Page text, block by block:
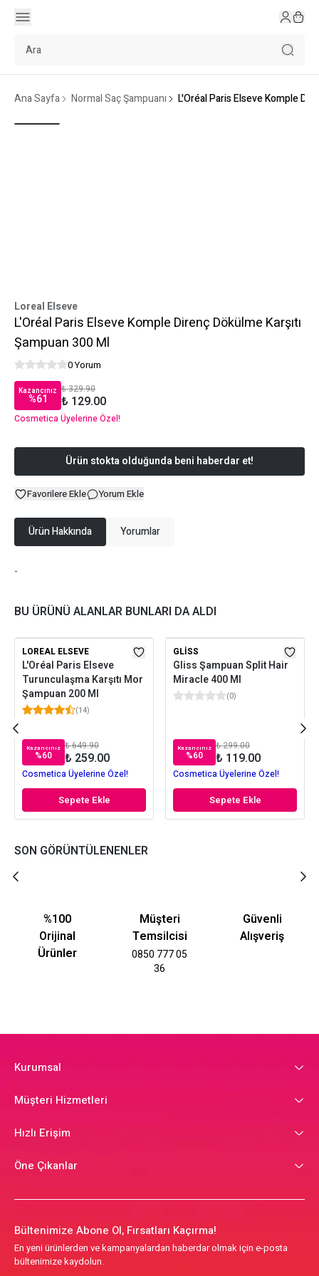
Ana Sayfa Normal Saç Şampuanı L'Oréal Paris Elseve Komple
Loreal Elseve
L'Oréal Paris Elseve Komple Direnç Dökülme Karşıtı
Şampuan 300 Ml
0 Yorum
Kazancınız
%61
₺ 329.90
₺ 129.00
Cosmetica Üyelerine Özel!
Ürün stokta olduğunda beni haberdar et!
Favorilere Ekle Yorum Ekle
Ürün Hakkında Yorumlar
-
BU ÜRÜNÜ ALANLAR BUNLARI DA ALDI
LOREAL ELSEVE
L'Oréal Paris Elseve
Turunculaşma Karşıtı Mor
Şampuan 200 Ml
(14)
Kazancınız
%60
₺ 649.90
₺ 259.00
Cosmetica Üyelerine Özel!
Sepete Ekle
GLISS
Gliss Şampuan Split Hair
Miracle 400 Ml
(0)
Kazancınız
%60
₺ 299.00
₺ 119.00
Cosmetica Üyelerine Özel!
Sepete Ekle
SON GÖRÜNTÜLENENLER
%100
Orijinal
Ürünler
Müşteri
Temsilcisi
0850 777 05
36
Güvenli
Alışveriş
Kurumsal
Müşteri Hizmetleri
Hızlı Erişim
Öne Çıkanlar
Bültenimize Abone Ol, Fırsatları Kaçırma!
En yeni ürünlerden ve kampanyalardan haberdar olmak için e-posta
bültenimize kaydolun.